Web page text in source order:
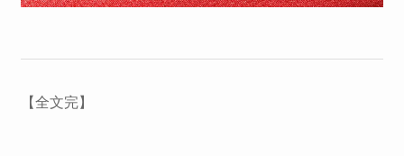
【全文完】